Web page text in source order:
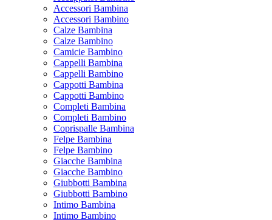
Accessori Bambina
Accessori Bambino
Calze Bambina
Calze Bambino
Camicie Bambino
Cappelli Bambina
Cappelli Bambino
Cappotti Bambina
Cappotti Bambino
Completi Bambina
Completi Bambino
Coprispalle Bambina
Felpe Bambina
Felpe Bambino
Giacche Bambina
Giacche Bambino
Giubbotti Bambina
Giubbotti Bambino
Intimo Bambina
Intimo Bambino